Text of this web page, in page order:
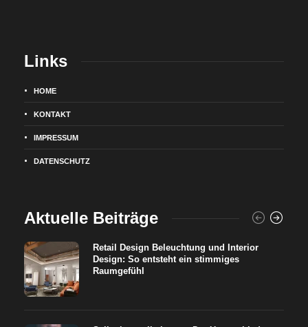
Links
HOME
KONTAKT
IMPRESSUM
DATENSCHUTZ
Aktuelle Beiträge
Retail Design Beleuchtung und Interior
Design: So entsteht ein stimmiges
Raumgefühl